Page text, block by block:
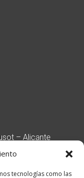
tecnologías como las
– Alicante